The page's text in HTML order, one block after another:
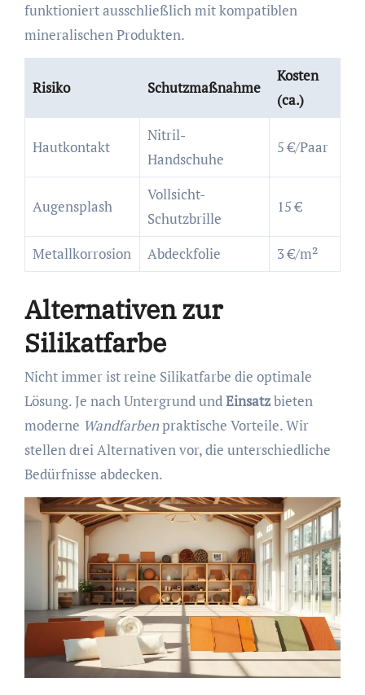
funktioniert ausschließlich mit kompatiblen
mineralischen Produkten.
Risiko Schutzmaßnahme
Kosten
(ca.)
Hautkontakt
Nitril-
Handschuhe
5 €/Paar
Augensplash
Vollsicht-
Schutzbrille
15 €
Metallkorrosion Abdeckfolie 3 €/m²
Alternativen zur
Silikatfarbe
Nicht immer ist reine Silikatfarbe die optimale
Lösung. Je nach Untergrund undEinsatzbieten
moderne Wandfarbenpraktische Vorteile. Wir
stellen drei Alternativen vor, die unterschiedliche
Bedürfnisse abdecken.